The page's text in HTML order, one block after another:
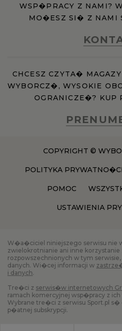
WSP�PRACY Z NAMI?
MO�ESZ SI� Z NAMI
CHCESZ CZYTA�
WYBORCZ�, WYSOKIE
OGRANICZE�? KUP
COPYRIGHT ©
POLITYKA PRYWATNO�CI
POMOC
USTAWIENIA
W�a�ciciel niniejszego serwisu nie
zwielokrotnianie ani inne
rozpowszechnionych w tym
danych. Wi�cej informacji w
i danych.
Tre�ci z serwis�w internetowych
ramach komercyjnej wsp�pracy z
Wybrane tre�ci z serwisu Sport.pl
p�atnej subskrypcji.